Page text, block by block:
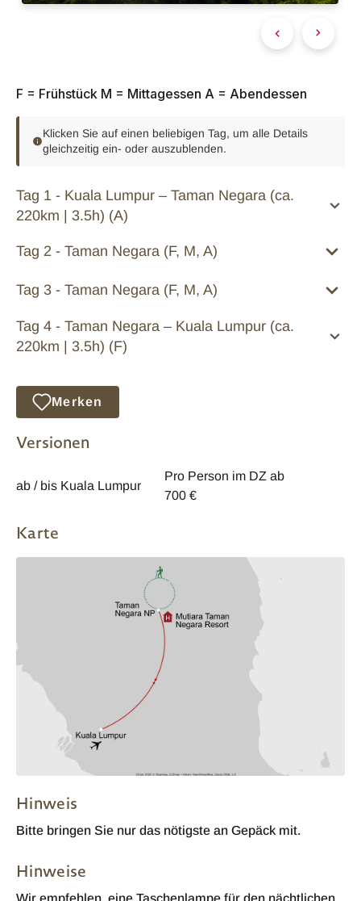
F = Frühstück M = Mittagessen A = Abendessen
Klicken Sie auf einen beliebigen Tag, um alle Details
gleichzeitig ein- oder auszublenden.
Tag 1 - Kuala Lumpur – Taman Negara (ca.
220km | 3.5h) (A)
Tag 2 - Taman Negara (F, M, A)
Tag 3 - Taman Negara (F, M, A)
Tag 4 - Taman Negara – Kuala Lumpur (ca.
220km | 3.5h) (F)
Merken
Versionen
ab / bis Kuala Lumpur
Pro Person im DZ ab
700 €
Karte
Hinweis
Bitte bringen Sie nur das nötigste an Gepäck mit.
Hinweise
Wir empfehlen, eine Taschenlampe für den nächtlichen